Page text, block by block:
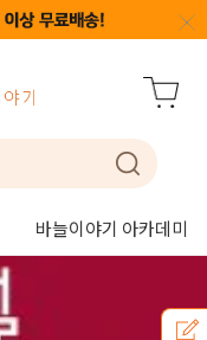
바늘이야기 아카데미